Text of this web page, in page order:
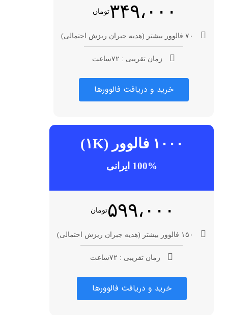
تومان۳۴۹،۰۰۰
۷۰ فالوور بیشتر (هدیه جبران ریزش احتمالی)
زمان تقریبی : ۷۲ساعت
خرید و دریافت فالوورها
۱۰۰۰ فالوور (۱K)
100% ایرانی
تومان۵۹۹،۰۰۰
۱۵۰ فالوور بیشتر (هدیه جبران ریزش احتمالی)
زمان تقریبی : ۷۲ساعت
خرید و دریافت فالوورها